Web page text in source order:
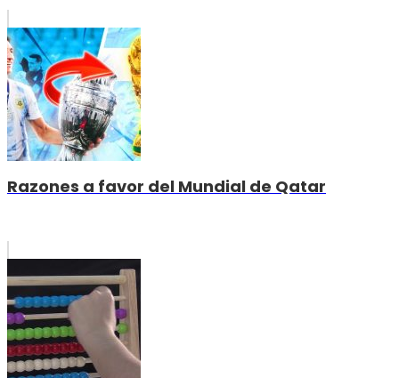
Razones a favor del Mundial de Qatar